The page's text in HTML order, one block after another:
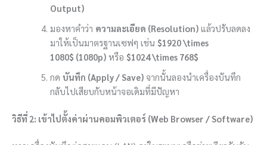
Output)
มองหาคำว่า ความละเอียด (Resolution)แล้วปรับลดลง
มาให้เป็นมาตรฐานเซฟๆ เช่น $1920 \times
1080$ (1080p)หรือ $1024 \times 768$
กด บันทึก (Apply / Save)จากนั้นลองนำเครื่องบันทึก
กลับไปเสียบกับหน้าจอเดิมที่มีปัญหา
วิธีที่ 2: เข้าไปตั้งค่าผ่านคอมพิวเตอร์ (Web Browser / Software)